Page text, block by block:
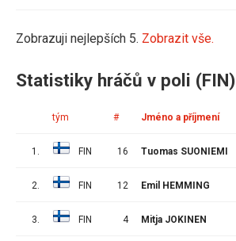
Zobrazuji nejlepších 5. Zobrazit vše.
Statistiky hráčů v poli (FIN)
tým # Jméno a příjmení
1. FIN 16 Tuomas SUONIEMI
2. FIN 12 Emil HEMMING
3. FIN 4 Mitja JOKINEN